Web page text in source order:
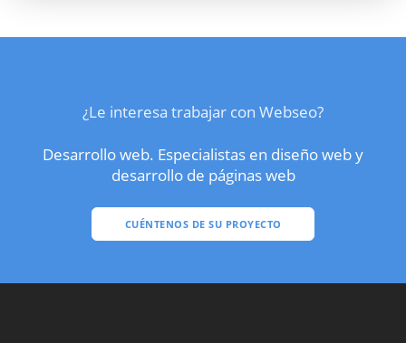
¿Le interesa trabajar con Webseo?
Desarrollo web. Especialistas en diseño web y
desarrollo de páginas web
CUÉNTENOS DE SU PROYECTO